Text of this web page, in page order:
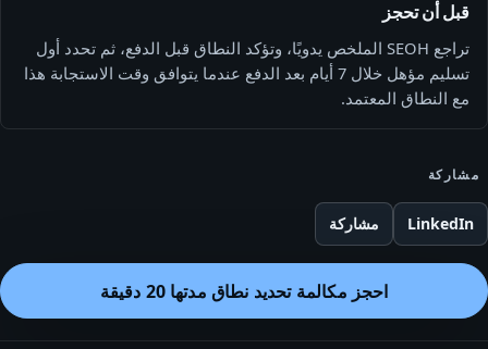
قبل أن تحجز
تراجع SEOH الملخص يدويًا، وتؤكد النطاق قبل الدفع، ثم تحدد أول
تسليم مؤهل خلال 7 أيام بعد الدفع عندما يتوافق وقت الاستجابة هذا
مع النطاق المعتمد.
مشاركة
LinkedIn مشاركة
احجز مكالمة تحديد نطاق مدتها 20 دقيقة